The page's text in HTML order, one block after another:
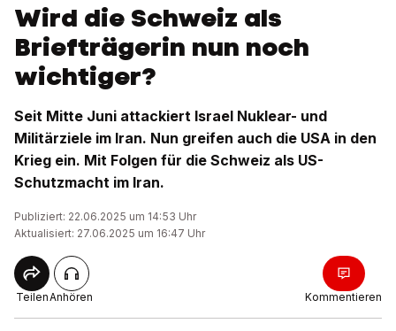
Wird die Schweiz als
Briefträgerin nun noch
wichtiger?
Seit Mitte Juni attackiert Israel Nuklear- und
Militärziele im Iran. Nun greifen auch die USA in den
Krieg ein. Mit Folgen für die Schweiz als US-
Schutzmacht im Iran.
Publiziert: 22.06.2025 um 14:53 Uhr
Aktualisiert: 27.06.2025 um 16:47 Uhr
TeilenAnhören Kommentieren